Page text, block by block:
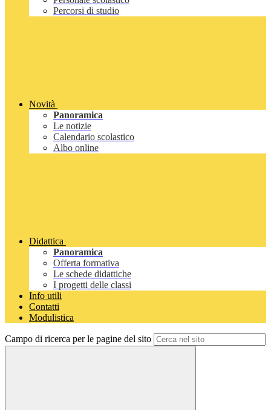
Percorsi di studio
Novità
Panoramica
Le notizie
Calendario scolastico
Albo online
Didattica
Panoramica
Offerta formativa
Le schede didattiche
I progetti delle classi
Info utili
Contatti
Modulistica
Campo di ricerca per le pagine del sito